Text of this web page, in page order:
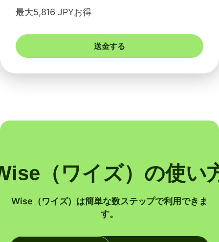
最大5,816 JPYお得
送金する
（ワイズ）の使い
Wise（ワイズ）は簡単な数ステップで利用できま
す。